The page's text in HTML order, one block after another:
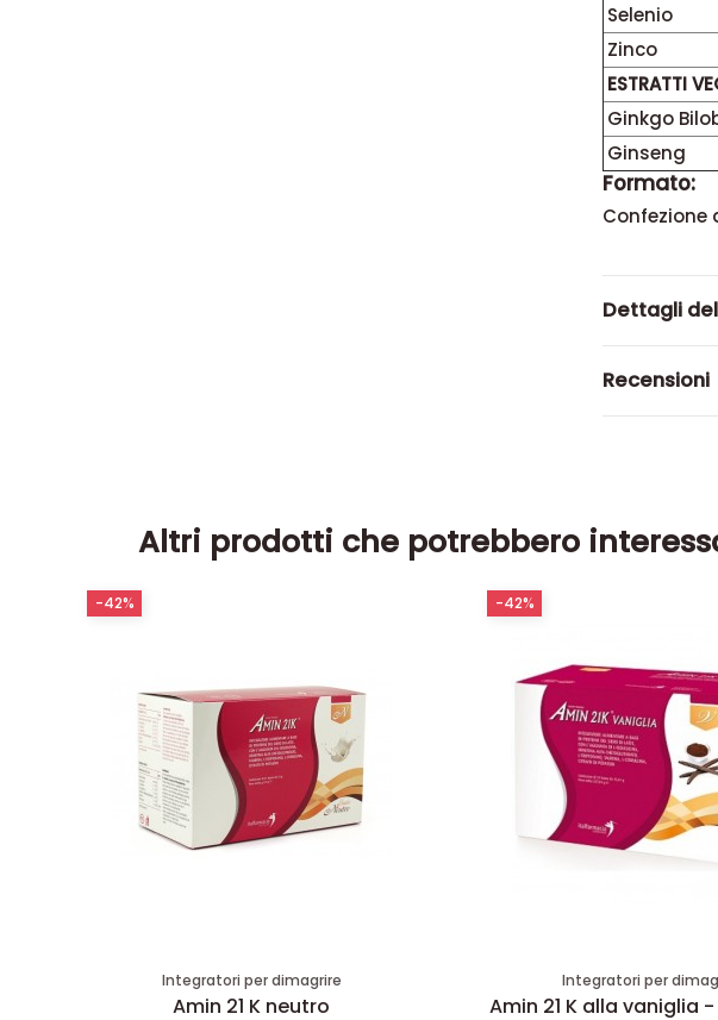
Selenio
Zinco
ESTRATTI
Ginkgo
Ginseng
Formato:
Confezione
Dettagli
Recensioni
Altri prodotti che potrebbero
Integratori per dimagrire
Amin 21 K neutro
-42%
Integratori per
Amin 21 K alla vaniglia
-42%